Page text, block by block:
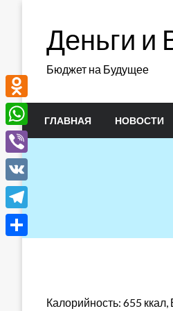
содержимомуДеньги и
Бюджет на Будущее
ГЛАВНАЯ НОВОСТИ
Калорийность: 655
Odnoklassniki
WhatsApp
Viber
VK
Telegram